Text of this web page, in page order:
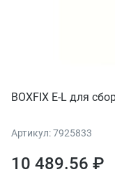
BOXFIX E-L для
Артикул: 7925833
10 489.56 ₽